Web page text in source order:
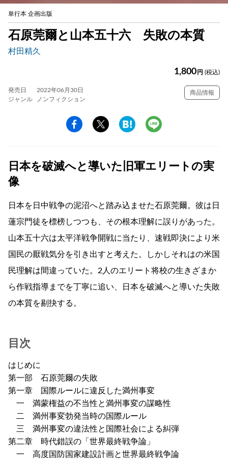
単行本 企画出版
石原莞爾と山本五十六 失敗の本質
村田精久
1,800 円 (税込)
発売日
2022年06月30日
ジャンル
ノンフィクション
商品情報
日本を破滅へと導いた旧軍エリートの実
像
日本を日中戦争の泥沼へと踏み込ませた石原莞爾。彼は日
蓮宗門徒を標榜しつつも、その根本理解に誤りがあった。
山本五十六は太平洋戦争開戦に当たり、速戦即決により米
国民の厭戦気分を引き出すと考えた。しかしそれはの米国
民理解は間違っていた。2人のエリート将校の生きざまか
ら作戦指導までを丁寧に追い、日本を破滅へと導いた失敗
の本質を剔抉する。
目次
はじめに
第一部 石原莞爾の失敗
第一章 国際ルールに違反した満州事変
一 満蒙権益の不当性と満州事変の謀略性
二 満州事変勃発当時の国際ルール
三 満州事変の違法性と国際社会による糾弾
第二章 時代錯誤の「世界最終戦争論」
一 高度国防国家建設計画と世界最終戦争論